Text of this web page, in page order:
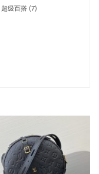
超级百搭(7)